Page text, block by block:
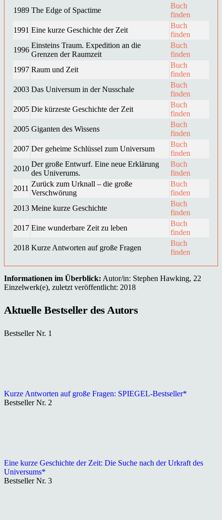
1989 The Edge of Spactime
Buch
finden
1991 Eine kurze Geschichte der Zeit
Buch
finden
1996
Einsteins Traum. Expedition an die
Grenzen der Raumzeit
Buch
finden
1997 Raum und Zeit
Buch
finden
2003 Das Universum in der Nusschale
Buch
finden
2005 Die kürzeste Geschichte der Zeit
Buch
finden
2005 Giganten des Wissens
Buch
finden
2007 Der geheime Schlüssel zum Universum
Buch
finden
2010
Der große Entwurf. Eine neue Erklärung
des Univerums.
Buch
finden
2011
Zurück zum Urknall – die große
Verschwörung
Buch
finden
2013 Meine kurze Geschichte
Buch
finden
2017 Eine wunderbare Zeit zu leben
Buch
finden
2018 Kurze Antworten auf große Fragen
Buch
finden
Informationen im Überblick: Autor/in: Stephen Hawking, 22
Einzelwerk(e), zuletzt veröffentlicht: 2018
Aktuelle Bestseller des Autors
Bestseller Nr. 1
Kurze Antworten auf große Fragen: SPIEGEL-Bestseller*
Bestseller Nr. 2
Eine kurze Geschichte der Zeit: Die Suche nach der Urkraft des
Universums*
Bestseller Nr. 3